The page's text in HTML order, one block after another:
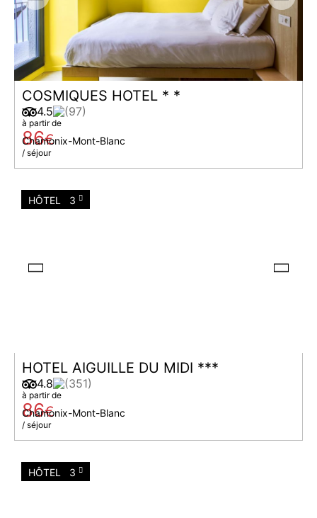
COSMIQUES HOTEL * *
Chamonix-Mont-Blanc
4.5 (97)
à partir de
86€
/ séjour
HÔTEL 3
HOTEL AIGUILLE DU MIDI ***
Chamonix-Mont-Blanc
4.8 (351)
à partir de
86€
/ séjour
HÔTEL 3